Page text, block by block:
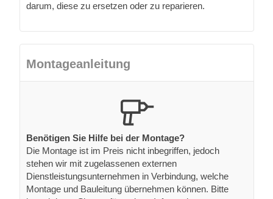
darum, diese zu ersetzen oder zu reparieren.
Montageanleitung
Benötigen Sie Hilfe bei der Montage?
Die Montage ist im Preis nicht inbegriffen, jedoch
stehen wir mit zugelassenen externen
Dienstleistungsunternehmen in Verbindung, welche
Montage und Bauleitung übernehmen können. Bitte